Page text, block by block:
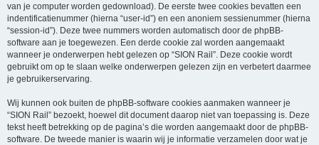
van je computer worden gedownload). De eerste twee cookies bevatten een
indentificatienummer (hierna “user-id”) en een anoniem sessienummer (hierna
“session-id”). Deze twee nummers worden automatisch door de phpBB-
software aan je toegewezen. Een derde cookie zal worden aangemaakt
wanneer je onderwerpen hebt gelezen op “SION Rail”. Deze cookie wordt
gebruikt om op te slaan welke onderwerpen gelezen zijn en verbetert daarmee
je gebruikerservaring.
Wij kunnen ook buiten de phpBB-software cookies aanmaken wanneer je
“SION Rail” bezoekt, hoewel dit document daarop niet van toepassing is. Deze
tekst heeft betrekking op de pagina’s die worden aangemaakt door de phpBB-
software. De tweede manier is waarin wij je informatie verzamelen door wat je